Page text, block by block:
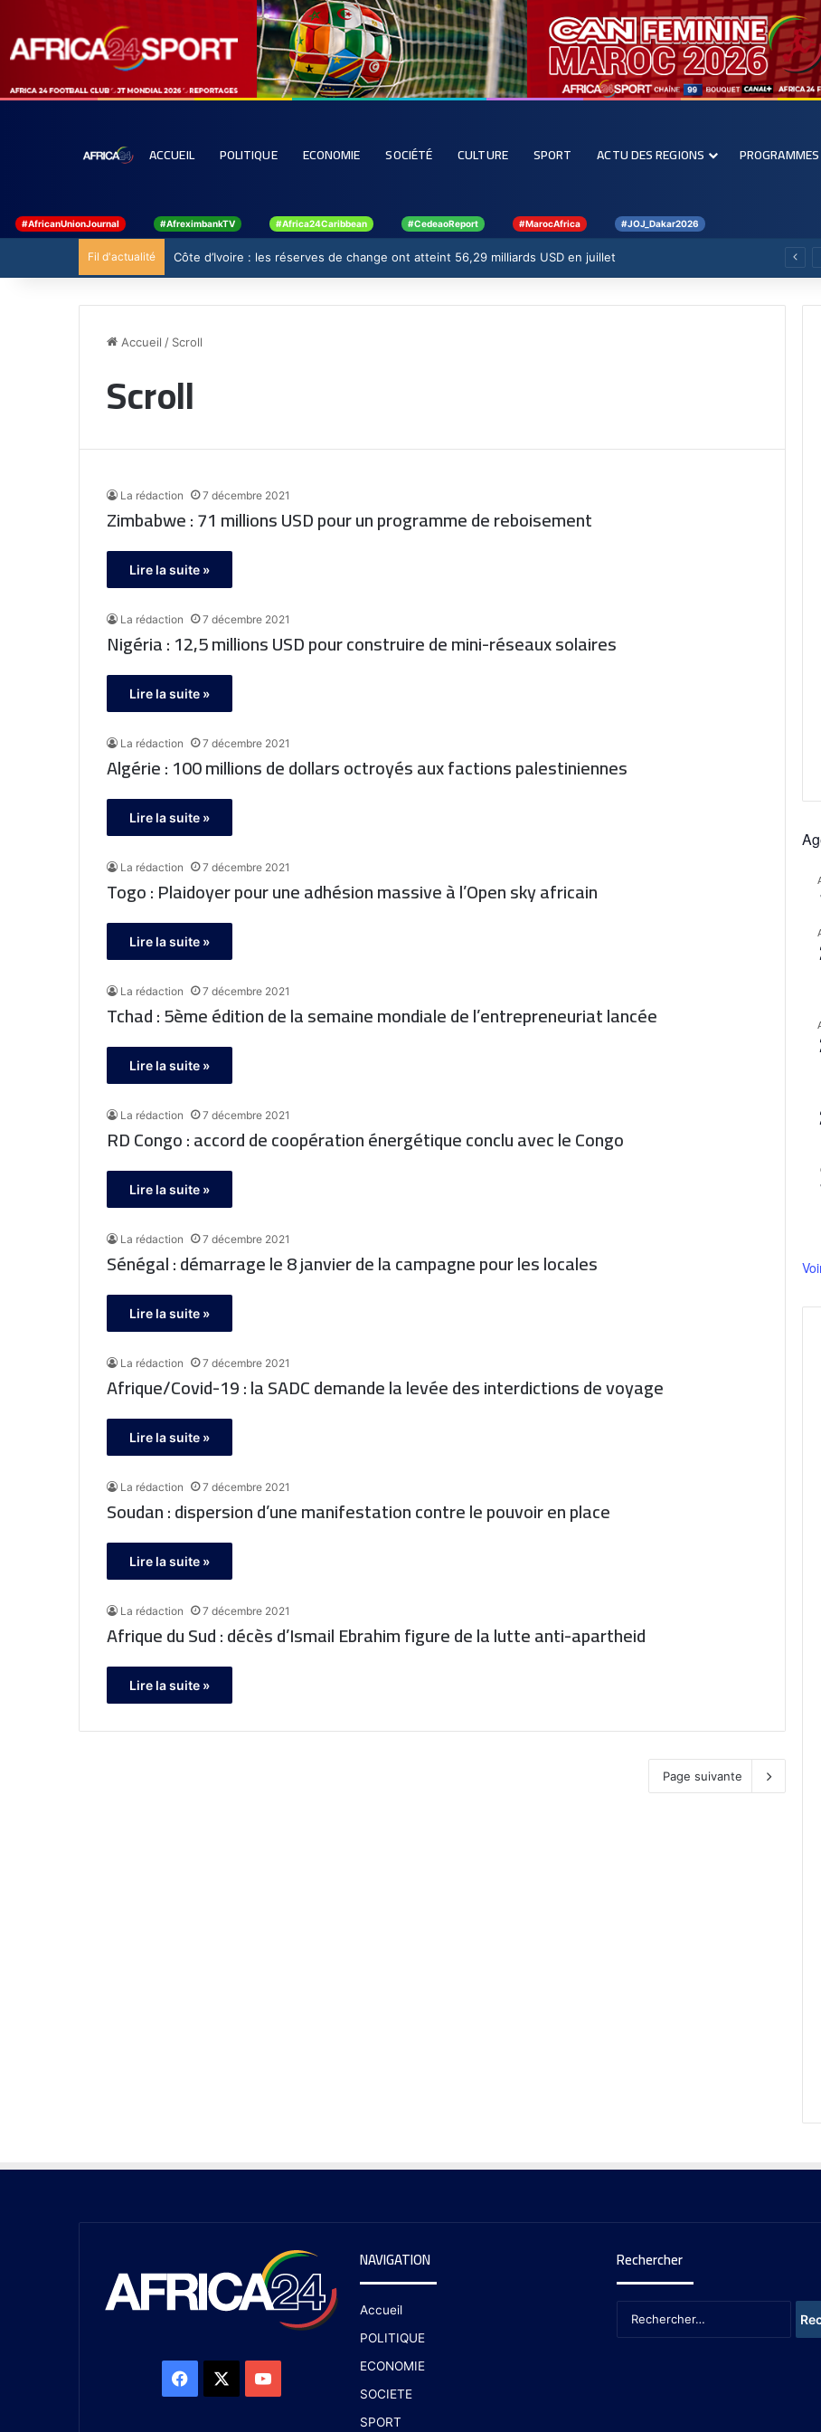
ACCUEIL POLITIQUE ECONOMIE SOCIÉTÉ CULTURE SPORT ACTU DES REGIONS PROGRAMMES
#AfricanUnionJournal #AfreximbankTV #Africa24Caribbean #CedeaoReport #MarocAfrica #JOJ_Dakar2026
Fil d'actualité Côte d’Ivoire : les réserves de change ont atteint 56,29 milliards USD en juillet
Accueil / Scroll
Scroll
La rédaction 7 décembre 2021
Zimbabwe : 71 millions USD pour un programme de reboisement
Lire la suite »
La rédaction 7 décembre 2021
Nigéria : 12,5 millions USD pour construire de mini-réseaux solaires
Lire la suite »
La rédaction 7 décembre 2021
Algérie : 100 millions de dollars octroyés aux factions palestiniennes
Lire la suite »
La rédaction 7 décembre 2021
Togo : Plaidoyer pour une adhésion massive à l’Open sky africain
Lire la suite »
La rédaction 7 décembre 2021
Tchad : 5ème édition de la semaine mondiale de l’entrepreneuriat lancée
Lire la suite »
La rédaction 7 décembre 2021
RD Congo : accord de coopération énergétique conclu avec le Congo
Lire la suite »
La rédaction 7 décembre 2021
Sénégal : démarrage le 8 janvier de la campagne pour les locales
Lire la suite »
La rédaction 7 décembre 2021
Afrique/Covid-19 : la SADC demande la levée des interdictions de voyage
Lire la suite »
La rédaction 7 décembre 2021
Soudan : dispersion d’une manifestation contre le pouvoir en place
Lire la suite »
La rédaction 7 décembre 2021
Afrique du Sud : décès d’Ismail Ebrahim figure de la lutte anti-apartheid
Lire la suite »
Page suivante
NAVIGATION
Accueil
POLITIQUE
ECONOMIE
SOCIETE
SPORT
Rechercher